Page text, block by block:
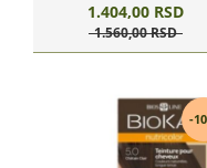
1.404,00 RSD
1.560,00RSD
-